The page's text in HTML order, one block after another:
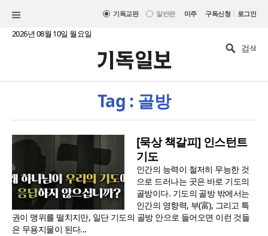
기독교판 일반판 미주 구독신청 | 로그인
2026년 08월 10일 월요일
Tag : 골방
[묵상 책갈피] 인스턴트
기도
인간의 능력이 철저히 무능한 것
으로 드러나는 곳은 바로 기도의
골방이다. 기도의 골방 밖에서는
인간의 영향력, 부(富), 그리고 특
권이 맹위를 떨치지만, 일단 기도의 골방 안으로 들어오면 이런 것들
은 무용지물이 된다...